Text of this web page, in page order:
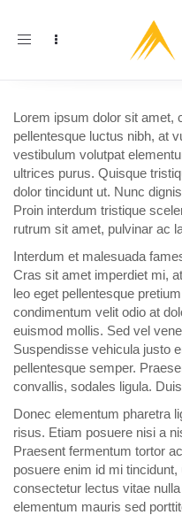
Toggle
Lorem ipsum dolor sit amet,
pellentesque luctus nibh, at
vestibulum volutpat
ultrices purus. Quisque
dolor tincidunt ut. Nunc
Proin interdum tristique
rutrum sit amet, pulvinar ac
Interdum et malesuada
Cras sit amet imperdiet mi,
leo eget pellentesque
condimentum velit odio at
euismod mollis. Sed vel
Suspendisse vehicula justo
pellentesque semper.
convallis, sodales ligula.
Donec elementum pharetra
risus. Etiam posuere nisi a
Praesent fermentum tortor
posuere enim id mi
consectetur lectus vitae
elementum mauris sed